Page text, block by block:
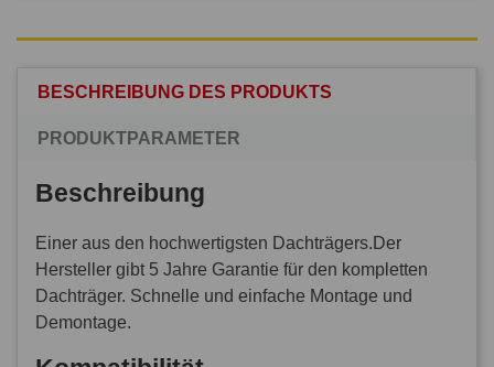
BESCHREIBUNG DES PRODUKTS
PRODUKTPARAMETER
Beschreibung
Einer aus den hochwertigsten Dachträgers.Der
Hersteller gibt 5 Jahre Garantie für den kompletten
Dachträger. Schnelle und einfache Montage und
Demontage.